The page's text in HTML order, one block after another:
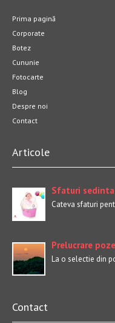
Prima pagină
Corporate
Botez
Cununie
Fotocarte
Blog
Despre noi
Contact
Articole
Sfaturi
Cateva sfaturi
Prelucrare poze
La o selectie din
Contact